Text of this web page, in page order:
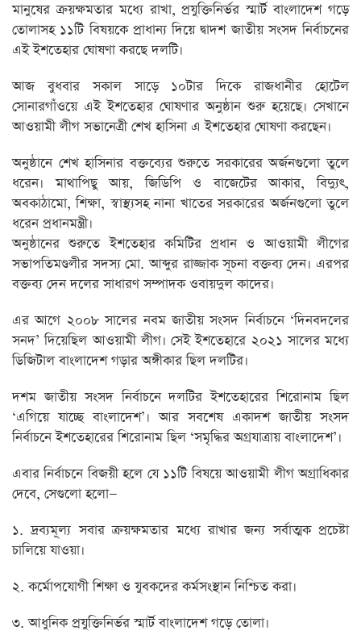
মানুষের ক্রয়ক্ষমতার মধ্যে রাখা, প্রযুক্তিনির্ভর স্মার্ট বাংলাদেশ গড়ে
তোলাসহ ১১টি বিষয়কে প্রাধান্য দিয়ে দ্বাদশ জাতীয় সংসদ নির্বাচনের
এই ইশতেহার ঘোষণা করছে দলটি।
আজ বুধবার সকাল সাড়ে ১০টার দিকে রাজধানীর হোটেল
সোনারগাঁওয়ে এই ইশতেহার ঘোষণার অনুষ্ঠান শুরু হয়েছে। সেখানে
আওয়ামী লীগ সভানেত্রী শেখ হাসিনা এ ইশতেহার ঘোষণা করছেন।
অনুষ্ঠানে শেখ হাসিনার বক্তব্যের শুরুতে সরকারের অর্জনগুলো তুলে
ধরেন। মাথাপিছু আয়, জিডিপি ও বাজেটের আকার, বিদ্যুৎ,
অবকাঠামো, শিক্ষা, স্বাস্থ্যসহ নানা খাতের সরকারের অর্জনগুলো তুলে
ধরেন প্রধানমন্ত্রী।
অনুষ্ঠানের শুরুতে ইশতেহার কমিটির প্রধান ও আওয়ামী লীগের
সভাপতিমণ্ডলীর সদস্য মো. আব্দুর রাজ্জাক সূচনা বক্তব্য দেন। এরপর
বক্তব্য দেন দলের সাধারণ সম্পাদক ওবায়দুল কাদের।
এর আগে ২০০৮ সালের নবম জাতীয় সংসদ নির্বাচনে ‘দিনবদলের
সনদ’ দিয়েছিল আওয়ামী লীগ। সেই ইশতেহারে ২০২১ সালের মধ্যে
ডিজিটাল বাংলাদেশ গড়ার অঙ্গীকার ছিল দলটির।
দশম জাতীয় সংসদ নির্বাচনে দলটির ইশতেহারের শিরোনাম ছিল
‘এগিয়ে যাচ্ছে বাংলাদেশ’। আর সবশেষ একাদশ জাতীয় সংসদ
নির্বাচনে ইশতেহারের শিরোনাম ছিল ‘সমৃদ্ধির অগ্রযাত্রায় বাংলাদেশ’।
এবার নির্বাচনে বিজয়ী হলে যে ১১টি বিষয়ে আওয়ামী লীগ অগ্রাধিকার
দেবে, সেগুলো হলো—
১. দ্রব্যমূল্য সবার ক্রয়ক্ষমতার মধ্যে রাখার জন্য সর্বাত্মক প্রচেষ্টা
চালিয়ে যাওয়া।
২. কর্মোপযোগী শিক্ষা ও যুবকদের কর্মসংস্থান নিশ্চিত করা।
৩. আধুনিক প্রযুক্তিনির্ভর স্মার্ট বাংলাদেশ গড়ে তোলা।